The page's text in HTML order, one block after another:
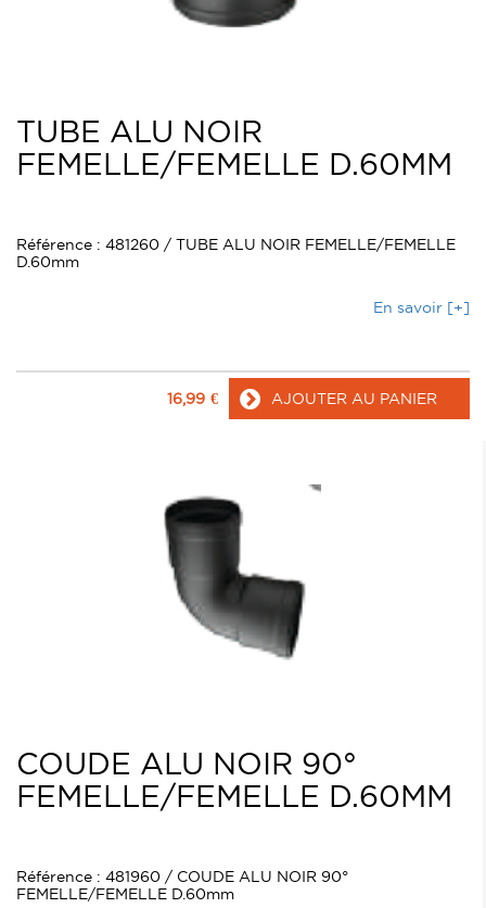
TUBE ALU NOIR
FEMELLE/FEMELLE D.60MM
Référence : 481260 / TUBE ALU NOIR FEMELLE/FEMELLE
D.60mm
En savoir [+]
16,99 € AJOUTER AU PANIER
COUDE ALU NOIR 90°
FEMELLE/FEMELLE D.60MM
Référence : 481960 / COUDE ALU NOIR 90°
FEMELLE/FEMELLE D.60mm